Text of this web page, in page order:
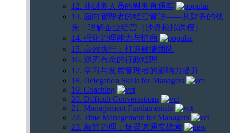
12. 非财务人员的财务直通车
13. 面向管理者的经营管理——从财务的视
角，理解企业经营（沙盘模拟课程）
14. 强化管理能力与情商
15. 高效执行：打造敏捷团队
16. 游刃有余的行政经理
17. 学习与发展管理者的影响力提升
18. Delegation Skills for Managers
19. Coaching
20. Difficult Conversations
21. Management Fundamentals
22. Time Management for Managers
23. 极简管理：场景速通实战营